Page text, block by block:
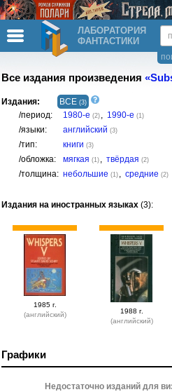
ЛАБОРАТОРИЯ
ФАНТАСТИКИ
Все издания произведения
Издания: ВСЕ (3)
/период: 1980-е (2) , 1990-е (1)
/языки: английский (3)
/тип: книги (3)
/обложка: мягкая (1) , твёрдая (2)
/толщина: небольшие (1) , средние (2)
Издания на иностранных языках (3):
1985 г.
(английский)
1988 г.
(английский)
Графики
Недостаточно изданий для